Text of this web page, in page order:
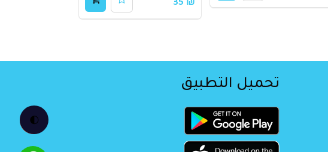
🌓
₪ 35
تحميل التطبيق